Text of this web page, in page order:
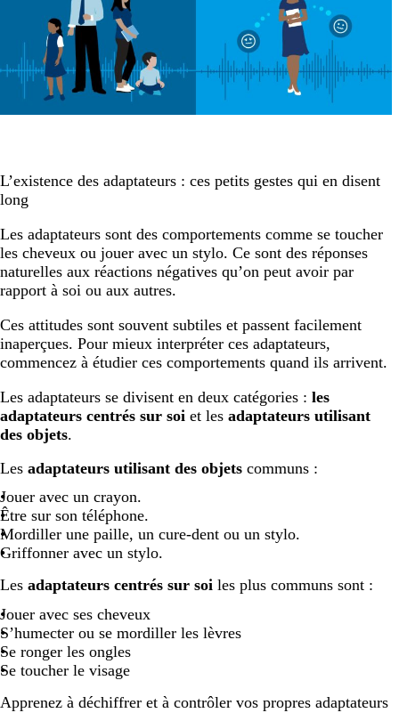
L’existence des adaptateurs : ces petits gestes qui en disent
long
Les adaptateurs sont des comportements comme se toucher
les cheveux ou jouer avec un stylo. Ce sont des réponses
naturelles aux réactions négatives qu’on peut avoir par
rapport à soi ou aux autres.
Ces attitudes sont souvent subtiles et passent facilement
inaperçues. Pour mieux interpréter ces adaptateurs,
commencez à étudier ces comportements quand ils arrivent.
Les adaptateurs se divisent en deux catégories : les
adaptateurs centrés sur soi et les adaptateurs utilisant
des objets.
Les adaptateurs utilisant des objets communs :
Jouer avec un crayon.
Être sur son téléphone.
Mordiller une paille, un cure-dent ou un stylo.
Griffonner avec un stylo.
Les adaptateurs centrés sur soi les plus communs sont :
Jouer avec ses cheveux
S’humecter ou se mordiller les lèvres
Se ronger les ongles
Se toucher le visage
Apprenez à déchiffrer et à contrôler vos propres adaptateurs